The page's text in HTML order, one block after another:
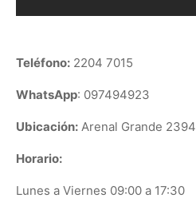
Teléfono: 2204 7015
WhatsApp: 097494923
Ubicación: Arenal Grande 2394
Horario:
Lunes a Viernes 09:00 a 17:30